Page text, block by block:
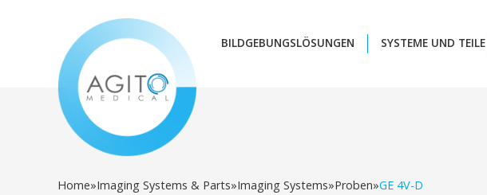
BILDGEBUNGSLÖSUNGEN SYSTEME UND TEILE
Home»Imaging Systems & Parts»Imaging Systems»Proben»GE 4V-D